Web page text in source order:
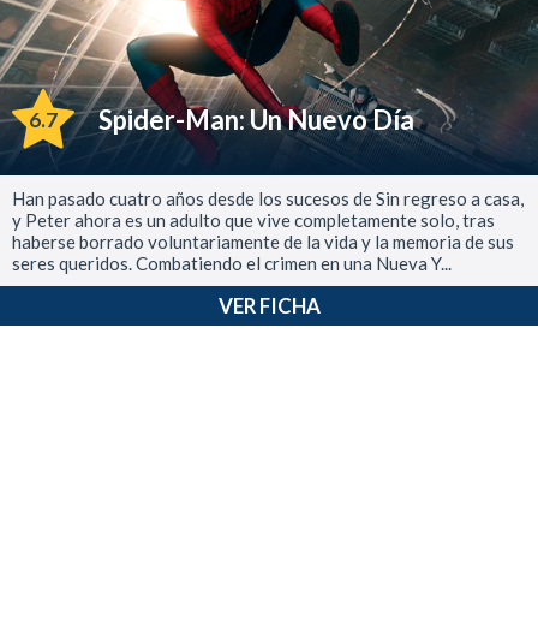
6.7 Spider-Man: Un Nuevo Día
Han pasado cuatro años desde los sucesos de Sin regreso a casa,
y Peter ahora es un adulto que vive completamente solo, tras
haberse borrado voluntariamente de la vida y la memoria de sus
seres queridos. Combatiendo el crimen en una Nueva Y...
VER FICHA